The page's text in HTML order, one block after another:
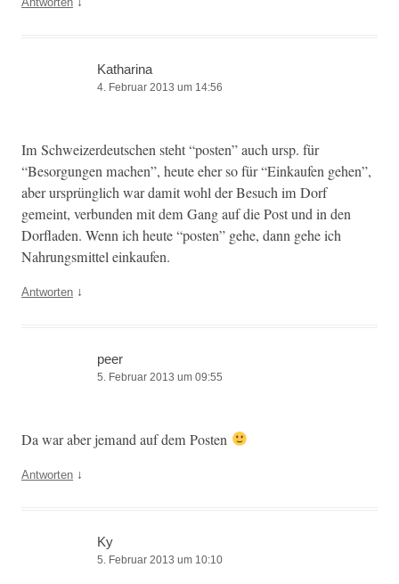
Katharina
4. Februar 2013 um 14:56
Im Schweiz­erdeutschen ste­ht “posten” auch ursp. für
“Besorgun­gen machen”, heute eher so für “Einkaufen gehen”,
aber ursprünglich war damit wohl der Besuch im Dorf
gemeint, ver­bun­den mit dem Gang auf die Post und in den
Dor­fladen. Wenn ich heute “posten” gehe, dann gehe ich
Nahrungsmit­tel einkaufen.
Antworten ↓
peer
5. Februar 2013 um 09:55
Da war aber jemand auf dem Posten
Antworten ↓
Ky
5. Februar 2013 um 10:10